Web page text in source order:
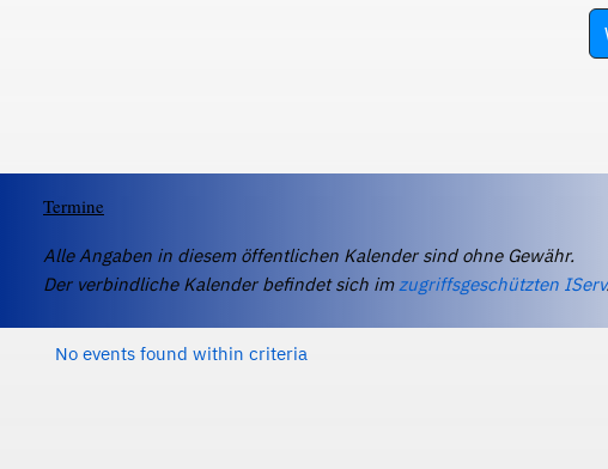
Termine
Alle Angaben in diesem öffentlichen Kalender sind ohne Gewähr.
Der verbindliche Kalender befindet sich imzugriffsgeschützten IServ.
No events found within criteria